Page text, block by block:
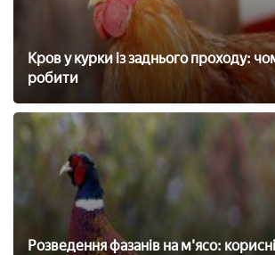
Кров у курки із заднього проходу:
робити
Розведення фазанів на м'ясо: